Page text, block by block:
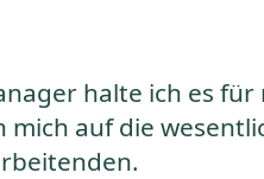
halte ich es
mich auf die